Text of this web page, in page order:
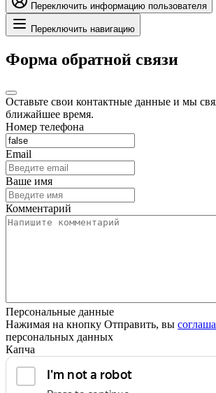
Переключить информацию пользователя
Переключить навигацию
Форма обратной связи
Оставьте свои контактные данные и мы
ближайшее время.
Номер телефона
Email
Ваше имя
Комментарий
Персональные данные
Нажимая на кнопку Отправить, вы
персональных данных
Капча